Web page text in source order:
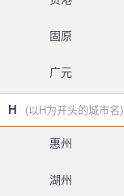
固原
广元
H (以H为开头的城市名)
惠州
湖州